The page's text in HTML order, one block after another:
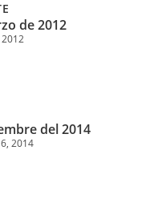
de 2012
del 2014
2014